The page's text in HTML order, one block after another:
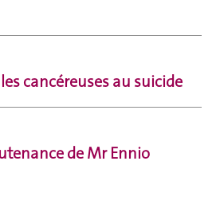
cancéreuses au suicide
de Mr Ennio